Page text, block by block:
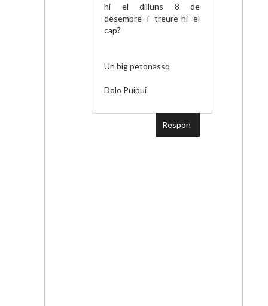
hi el dilluns 8 de
desembre i treure-hi el
cap?
Un big petonasso
Dolo Puipui
Respon